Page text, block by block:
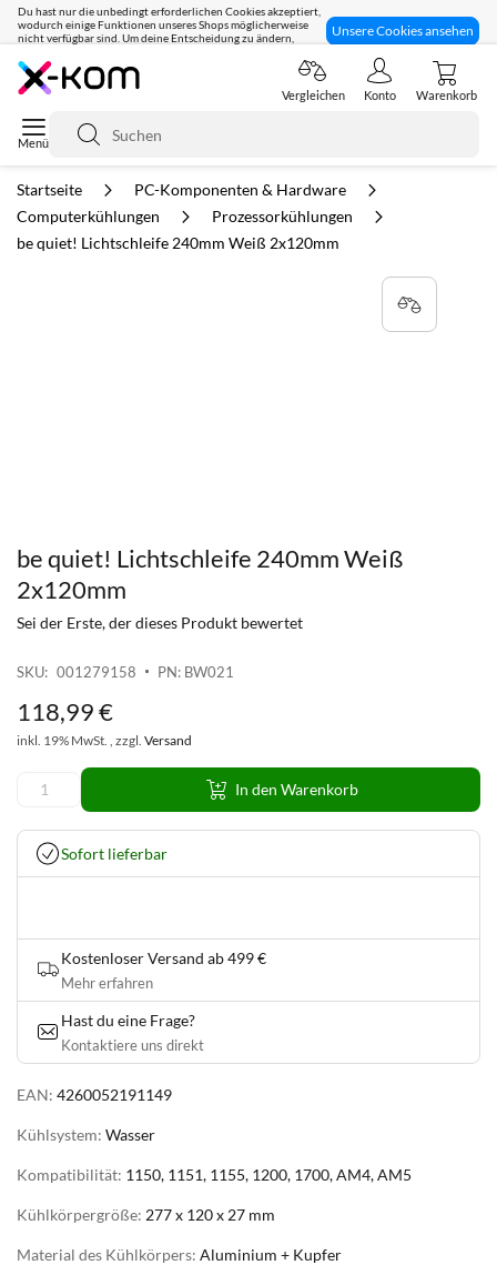
Du hast nur die unbedingt erforderlichen Cookies akzeptiert,
wodurch einige Funktionen unseres Shops möglicherweise
nicht verfügbar sind. Um deine Entscheidung zu ändern,
Unsere Cookies ansehen
Seit 8 Jahren für dich da!
Suche
Vergleichen Konto Warenkorb
Startseite
PC-Komponenten & Hardware
Computerkühlungen
Prozessorkühlungen
be quiet! Lichtschleife 240mm Weiß 2x120mm
be quiet! Lichtschleife 240mm Weiß
2x120mm
SKU 001279158 PN: BW021
Sei der Erste, der dieses Produkt bewertet
EAN: 4260052191149
Kühlsystem: Wasser
Kompatibilität: 1150, 1151, 1155, 1200, 1700, AM4, AM5
Kühlkörpergröße: 277 x 120 x 27 mm
Material des Kühlkörpers: Aluminium + Kupfer
118,99€
inkl. 19% MwSt. , zzgl. Versand
In den Warenkorb
Sofort lieferbar
Kostenloser Versand ab 499 €
Mehr erfahren
Hast du eine Frage?
Kontaktiere uns direkt
Zum
Anfang
Bildgalerie